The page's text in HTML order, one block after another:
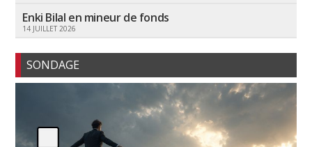
Enki Bilal en mineur de fonds
14 JUILLET 2026
SONDAGE